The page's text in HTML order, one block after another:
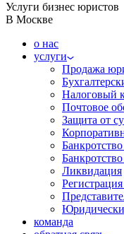
Услуги бизнес юристов
В Москве
о нас
услуги
Продажа
Налоговый
Почтовое
Защита от
Ликвидация
команда